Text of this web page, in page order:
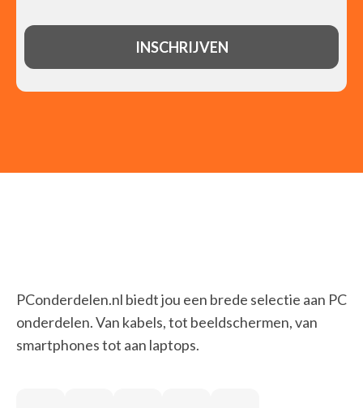
PConderdelen.nl biedt jou een brede selectie aan PC
onderdelen. Van kabels, tot beeldschermen, van
smartphones tot aan laptops.